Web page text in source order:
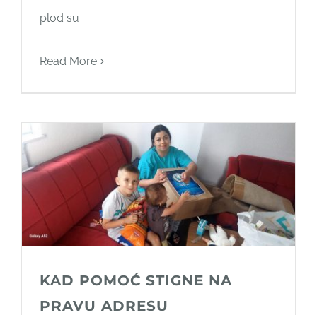
plod su
Read More
KAD POMOĆ STIGNE NA
PRAVU ADRESU